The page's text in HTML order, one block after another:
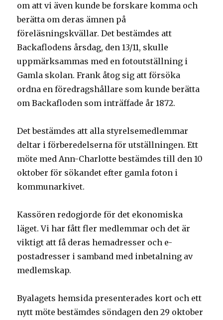
om att vi även kunde be forskare komma och
berätta om deras ämnen på
föreläsningskvällar. Det bestämdes att
Backaflodens årsdag, den 13/11, skulle
uppmärksammas med en fotoutställning i
Gamla skolan. Frank åtog sig att försöka
ordna en föredragshållare som kunde berätta
om Backafloden som inträffade år 1872.
Det bestämdes att alla styrelsemedlemmar
deltar i förberedelserna för utställningen. Ett
möte med Ann-Charlotte bestämdes till den 10
oktober för sökandet efter gamla foton i
kommunarkivet.
Kassören redogjorde för det ekonomiska
läget. Vi har fått fler medlemmar och det är
viktigt att få deras hemadresser och e-
postadresser i samband med inbetalning av
medlemskap.
Byalagets hemsida presenterades kort och ett
nytt möte bestämdes söndagen den 29 oktober